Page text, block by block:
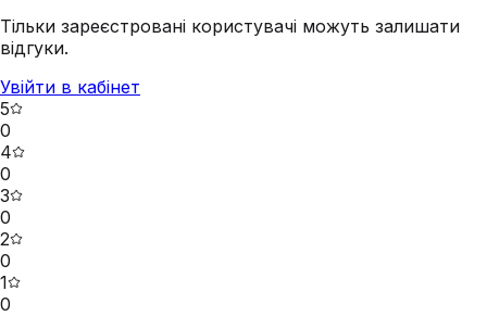
Тільки зареєстровані користувачі можуть залишати
відгуки.
Увійти в кабінет
5
0
4
0
3
0
2
0
1
0